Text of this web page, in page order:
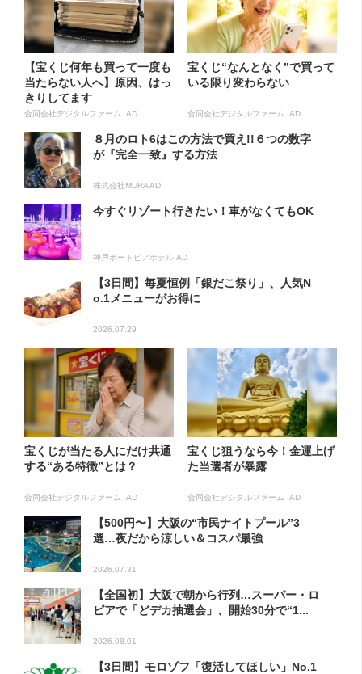
【宝くじ何年も買って一度も
当たらない人へ】原因、はっ
きりしてます
合同会社デジタルファーム AD
宝くじ“なんとなく”で買って
いる限り変わらない
合同会社デジタルファーム AD
８月のロト6はこの方法で買え!!６つの数字
が『完全一致』する方法
株式会社MURA AD
今すぐリゾート行きたい！車がなくてもOK
神戸ポートピアホテル AD
【3日間】毎夏恒例「銀だこ祭り」、人気N
o.1メニューがお得に
2026.07.29
宝くじが当たる人にだけ共通
する“ある特徴”とは？
合同会社デジタルファーム AD
宝くじ狙うなら今！金運上げ
た当選者が暴露
合同会社デジタルファーム AD
【500円〜】大阪の“市民ナイトプール”3
選…夜だから涼しい＆コスパ最強
2026.07.31
【全国初】大阪で朝から行列…スーパー・ロ
ピアで「どデカ抽選会」、開始30分で“1...
2026.08.01
【3日間】モロゾフ「復活してほしい」No.1